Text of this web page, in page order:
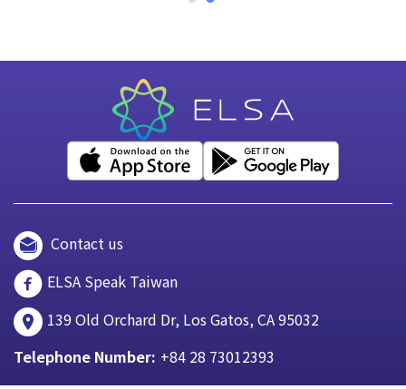
Contact us
ELSA Speak Taiwan
139 Old Orchard Dr, Los Gatos, CA 95032
Telephone Number: +84 28 73012393